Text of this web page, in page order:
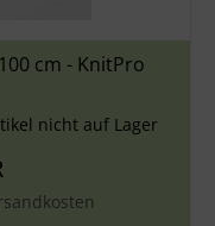
cm - KnitPro
nicht auf Lager